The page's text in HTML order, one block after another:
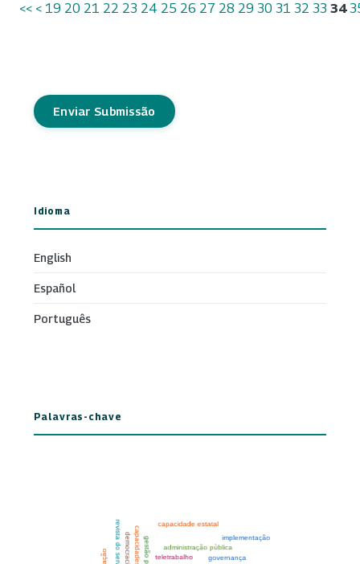
<< < 19 20 21 22 23 24 25 26 27 28 29 30 31 32 33 34
Enviar Submissão
Idioma
English
Español
Português
Palavras-chave